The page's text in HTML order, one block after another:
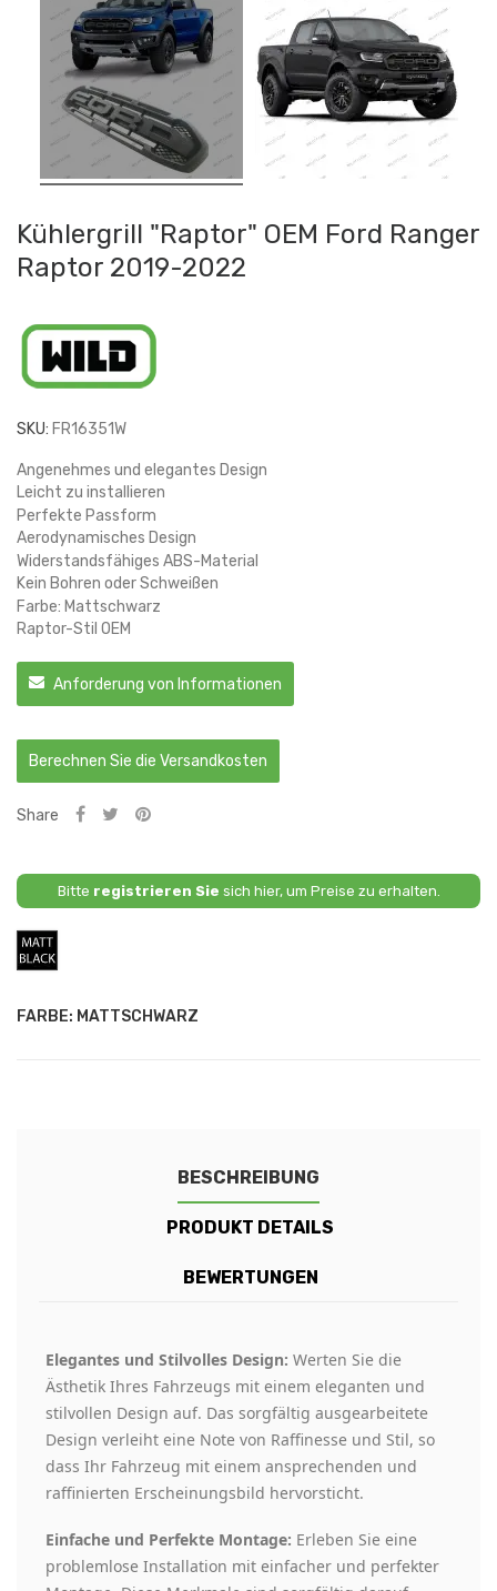
Kühlergrill "Raptor" OEM Ford Ranger
Raptor 2019-2022
SKU: FR16351W
Angenehmes und elegantes Design
Leicht zu installieren
Perfekte Passform
Aerodynamisches Design
Widerstandsfähiges ABS-Material
Kein Bohren oder Schweißen
Farbe: Mattschwarz
Raptor-Stil OEM
Anforderung von Informationen
Berechnen Sie die Versandkosten
Share
Bitte registrieren Sie sich hier, um Preise zu erhalten.
FARBE: MATTSCHWARZ
BESCHREIBUNG
PRODUKT DETAILS
BEWERTUNGEN
Elegantes und Stilvolles Design: Werten Sie die
Ästhetik Ihres Fahrzeugs mit einem eleganten und
stilvollen Design auf. Das sorgfältig ausgearbeitete
Design verleiht eine Note von Raffinesse und Stil, so
dass Ihr Fahrzeug mit einem ansprechenden und
raffinierten Erscheinungsbild hervorsticht.
Einfache und Perfekte Montage: Erleben Sie eine
problemlose Installation mit einfacher und perfekter